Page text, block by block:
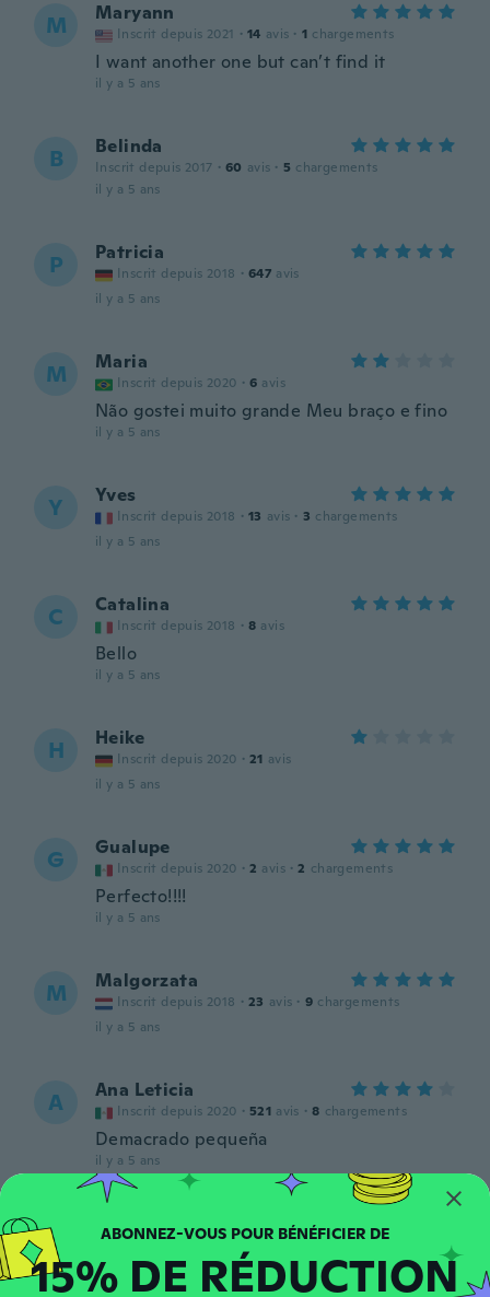
M Maryann
Inscrit depuis 2021 · 14 avis · 1 chargements
I want another one but can’t find it
il y a 5 ans
B Belinda
Inscrit depuis 2017 · 60 avis · 5 chargements
il y a 5 ans
P Patricia
Inscrit depuis 2018 · 647 avis
il y a 5 ans
M Maria
Inscrit depuis 2020 · 6 avis
Não gostei muito grande Meu braço e fino
il y a 5 ans
Y Yves
Inscrit depuis 2018 · 13 avis · 3 chargements
il y a 5 ans
C Catalina
Inscrit depuis 2018 · 8 avis
Bello
il y a 5 ans
H Heike
Inscrit depuis 2020 · 21 avis
il y a 5 ans
G Gualupe
Inscrit depuis 2020 · 2 avis · 2 chargements
Perfecto!!!!
il y a 5 ans
M Malgorzata
Inscrit depuis 2018 · 23 avis · 9 chargements
il y a 5 ans
A Ana Leticia
Inscrit depuis 2020 · 521 avis · 8 chargements
Demacrado pequeña
il y a 5 ans
K Kristine-Marie
Inscrit depuis 2018 · 129 avis
il y a 5 ans
15% DE RÉDUCTION